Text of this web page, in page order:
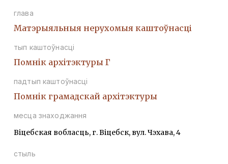
глава
Матэрыяльныя нерухомыя каштоўнасці
тып каштоўнасці
Помнiк архiтэктуры Г
падтып каштоўнасці
Помнiк грамадскай архiтэктуры
месца знаходжання
Віцебская вобласць, г. Віцебск, вул. Чэхава, 4
стыль